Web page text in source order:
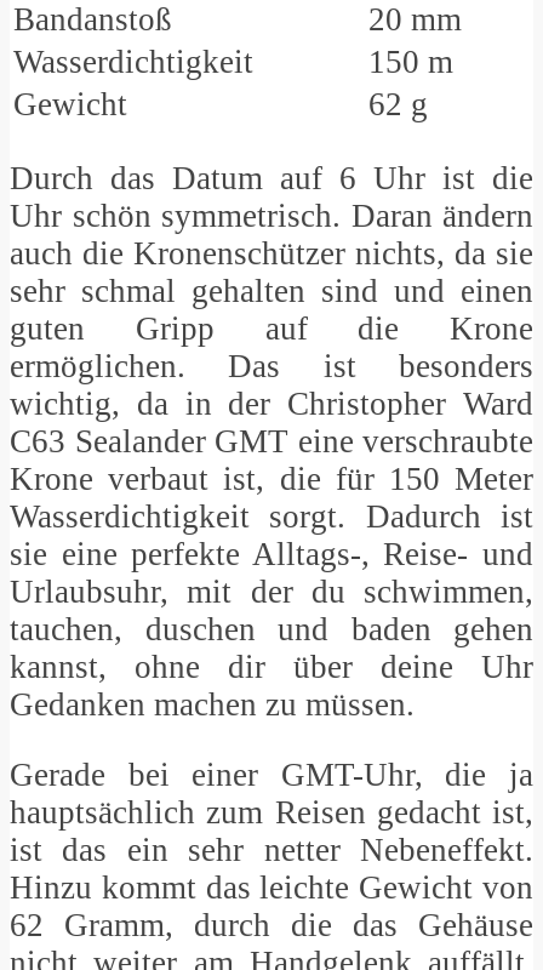
Bandanstoß
20 mm
Wasserdichtigkeit
150 m
Gewicht
62 g
Durch das Datum auf 6 Uhr ist die
Uhr schön symmetrisch. Daran ändern
auch die Kronenschützer nichts, da sie
sehr schmal gehalten sind und einen
guten Gripp auf die Krone
ermöglichen. Das ist besonders
wichtig, da in der Christopher Ward
C63 Sealander GMT eine verschraubte
Krone verbaut ist, die für 150 Meter
Wasserdichtigkeit sorgt. Dadurch ist
sie eine perfekte Alltags-, Reise- und
Urlaubsuhr, mit der du schwimmen,
tauchen, duschen und baden gehen
kannst, ohne dir über deine Uhr
Gedanken machen zu müssen.
Gerade bei einer GMT-Uhr, die ja
hauptsächlich zum Reisen gedacht ist,
ist das ein sehr netter Nebeneffekt.
Hinzu kommt das leichte Gewicht von
62 Gramm, durch die das Gehäuse